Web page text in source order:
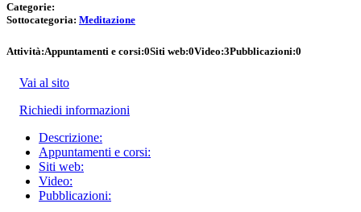
Categorie:
Sottocategoria: Meditazione
Attività:Appuntamenti e corsi:0Siti web:0Video:3Pubblicazioni:0
Vai al sito
Richiedi informazioni
Descrizione:
Appuntamenti e corsi:
Siti web:
Video:
Pubblicazioni: